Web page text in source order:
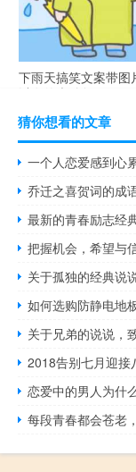
下雨天搞笑文案带图
以发的幽默句子
猜你想看的文章
一个人恋爱感到心
乔迁之喜贺词的成
最新的青春励志经
把握机会，希望与
关于孤独的经典说
如何选购防静电地
关于兄弟的说说，
2018告别七月迎接
恋爱中的男人为什
每段青春都会苍老